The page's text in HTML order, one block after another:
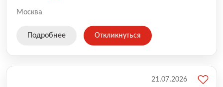
Москва
Подробнее Откликнуться
21.07.2026